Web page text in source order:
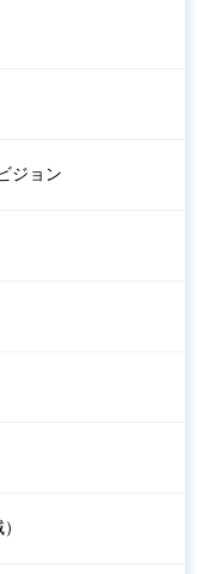
ジョン